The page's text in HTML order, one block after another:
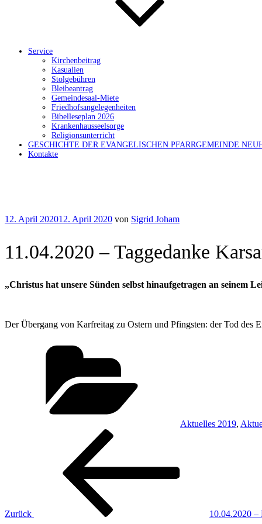
Service
Kirchenbeitrag
Kasualien
Stolgebühren
Bleibeantrag
Gemeindesaal-Miete
Friedhofsangelegenheiten
Bibelleseplan 2026
Krankenhausseelsorge
Religionsunterricht
GESCHICHTE DER EVANGELISCHEN PFARRGEMEINDE
Kontakte
Veröffentlicht
12. April 202012. April 2020 von Sigrid Joham
11.04.2020 – Taggedanke
„Christus hat unsere Sünden selbst hinaufgetragen an seinem
Der Übergang von Karfreitag zu Ostern und Pfingsten: der Tod des
Aktuelles 2019,
Beitragsnavigation
Zurück
10.04.2020 –